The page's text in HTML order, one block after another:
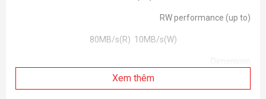
RW performance (up to)
80MB/s(R) 10MB/s(W)
Dimension
15 x11x 1 (mm)
Xem thêm